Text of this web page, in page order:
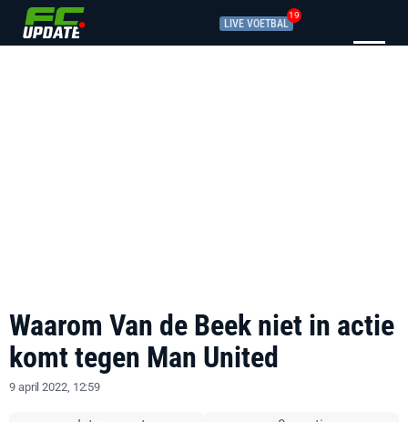
LIVE VOETBAL
19
Waarom Van de Beek niet in actie
komt tegen Man United
9 april 2022, 12:59